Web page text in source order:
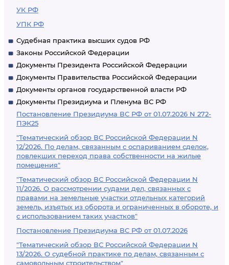
УК РФ
УПК РФ
Судебная практика высших судов РФ
Законы Российской Федерации
Документы Президента Российской Федерации
Документы Правительства Российской Федерации
Документы органов государственной власти РФ
Документы Президиума и Пленума ВС РФ
Постановление Президиума ВС РФ от 01.07.2026 N 272-
ПЭК25
"Тематический обзор ВС Российской Федерации N
12/2026. По делам, связанным с оспариванием сделок,
повлекших переход права собственности на жилые
помещения"
"Тематический обзор ВС Российской Федерации N
11/2026. О рассмотрении судами дел, связанных с
правами на земельные участки отдельных категорий
земель, изъятых из оборота и ограниченных в обороте, и
с использованием таких участков"
Постановление Президиума ВС РФ от 01.07.2026
"Тематический обзор ВС Российской Федерации N
13/2026. О судебной практике по делам, связанным с
самовольным строительством"